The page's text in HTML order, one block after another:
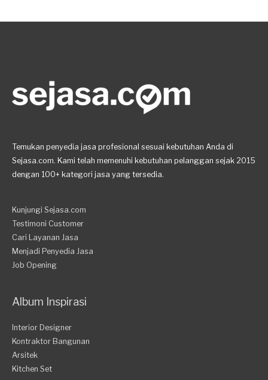
Temukan penyedia jasa profesional sesuai kebutuhan Anda di
Sejasa.com. Kami telah memenuhi kebutuhan pelanggan sejak 2015
dengan 100+ kategori jasa yang tersedia.
Kunjungi Sejasa.com
Testimoni Customer
Cari Layanan Jasa
Menjadi Penyedia Jasa
Job Opening
Album Inspirasi
Interior Designer
Kontraktor Bangunan
Arsitek
Kitchen Set